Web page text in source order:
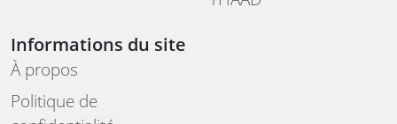
Informations du site
À propos
Politique de